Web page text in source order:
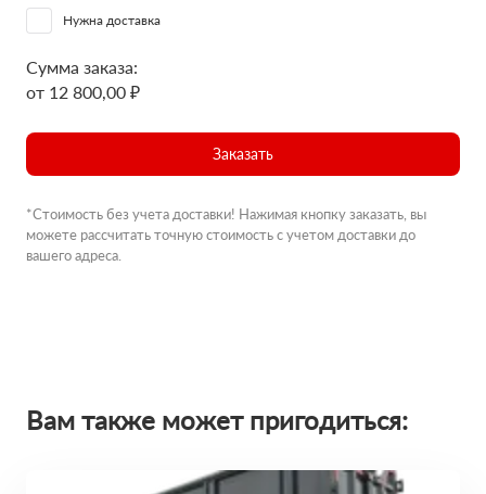
Нужна доставка
Сумма заказа:
от 12 800,00 ₽
Заказать
*Стоимость без учета доставки! Нажимая кнопку заказать, вы
можете рассчитать точную стоимость с учетом доставки до
вашего адреса.
Вам также может пригодиться: